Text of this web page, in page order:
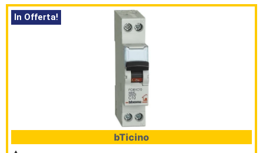
In Offerta!
bTicino